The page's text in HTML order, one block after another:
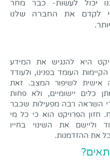
יכול לעשות- כבר מחר
לקדם את החברה שלנו
היא להנגיש את המידע
העומד בפנינו, ולעודד
אישית לשיפור המצב. זאת
כלים יישומיים, ולא פחות
השראה רבה מפעילות שכבר
חזון הפרויקט הוא כי כל מי
וליישם את השינוי בחייו
את ההזדמנות.